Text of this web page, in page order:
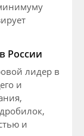
России
лидер в
и
и